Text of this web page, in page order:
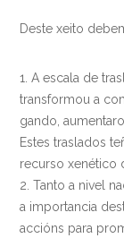
Deste xeito
A escala de
transformou a
gando,
Estes traslados
recurso xenético
Tanto a nivel
a importancia
accións para